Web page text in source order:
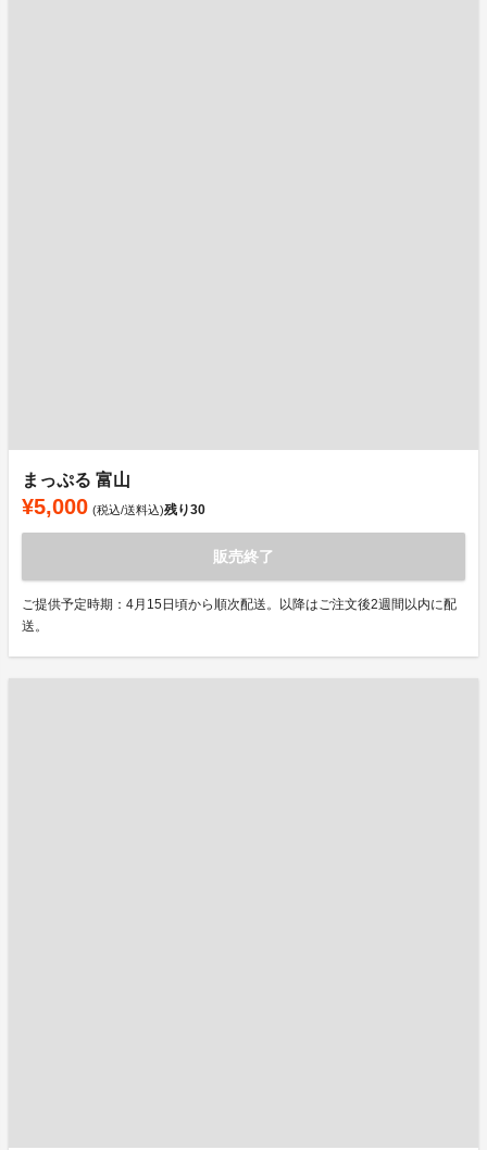
まっぷる 富山
¥5,000 (税込/送料込)残り30
販売終了
ご提供予定時期：4月15日頃から順次配送。以降はご注文後2週間以内に配
送。